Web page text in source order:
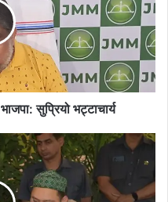
सुप्रियो भट्टाचार्य